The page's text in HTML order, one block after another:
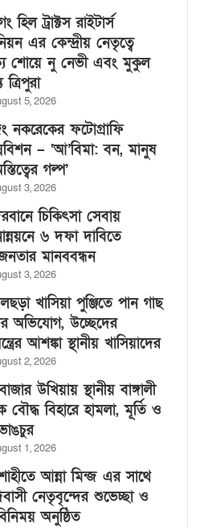
হিল ট্রাক্টস রাইটার্স
এর কেন্দ্রীয় নেতৃত্বে
শোয়ে নু নেভী এবং মুকুল
ত্রিপুরা
5, 2026
নকরেকের ফটোগ্রাফি
– ‘আ’বিমা: বন, মানুষ
গল্প’
3, 2026
চিকিৎসা সেবায়
৬ দফা দাবিতে
মানববন্ধন
3, 2026
খাসিয়া পুঞ্জিতে পান গাছ
অভিযোগ, উচ্ছেদের
আশঙ্কা স্থানীয় খাসিয়াদের
2, 2026
উখিয়ায় স্থানীয় বাঙ্গালী
বৌদ্ধ বিহারে হামলা, মূর্তি ও
1, 2026
আন্না মিন্জ এর সাথে
নেতৃবৃন্দের শুভেচ্ছা ও
অনুষ্ঠিত